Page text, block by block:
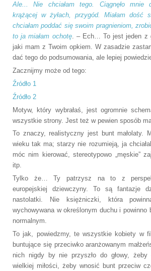
Ale... Nie chciałam tego. Ciągnęło mnie
krążącej w żyłach, przygód. Miałam dość
chciałam poddać się swoim pragnieniom,
to ja miałam ochotę. – Ech… To jest jeden z
jaki mam z Twoim opkiem. W zasadzie
dać tego do podsumowania, ale lepiej
Zacznijmy może od tego:
Źródło 1
Źródło 2
Motyw, który wybrałaś, jest ogromnie
wszystkie strony. Jest też w pewien sposób
To znaczy, realistyczny jest bunt małolaty.
wieku tak ma; starzy nie rozumieją, ja
móc nim kierować, stereotypowo „męskie”
itp.
Tylko że… Ty patrzysz na to z
europejskiej dziewczyny. To są fantazje
nastolatki. Nie księżniczki, która
wychowywana w określonym duchu i
normalnym.
To jak, powiedzmy, te wszystkie kobiety w
buntujące się przeciwko aranżowanym
nich nigdy by nie przyszło do głowy,
wielkiej miłości, żeby wnosić bunt przeciw